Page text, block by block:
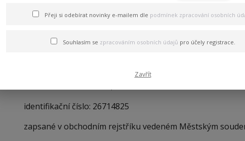
OBCHODNÍ PODMÍNKY
identifikační číslo: 26714825
zapsané v obchodním rejstříku vedeném Městským
Přeji si odebírat novinky e-mailem dle podmínek zpracování osobních
Souhlasím se zpracováním osobních údajů pro účely registrace.
Zavřít